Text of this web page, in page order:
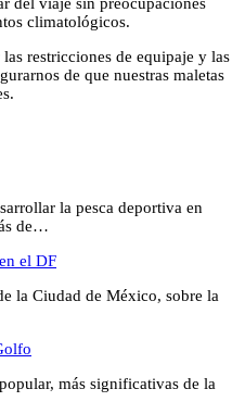
climatológicos.
restricciones de equipaje y las
de que nuestras maletas
la pesca deportiva en
de…
el DF
la Ciudad de México, sobre la
más significativas de la